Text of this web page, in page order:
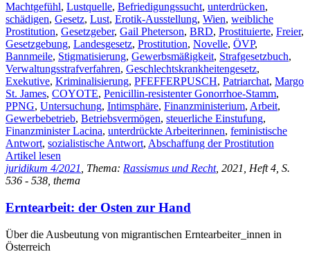
Machtgefühl, Lustquelle, Befriedigungssucht, unterdrücken,
schädigen, Gesetz, Lust, Erotik-Ausstellung, Wien, weibliche
Prostitution, Gesetzgeber, Gail Pheterson, BRD, Prostituierte, Freier,
Gesetzgebung, Landesgesetz, Prostitution, Novelle, ÖVP,
Bannmeile, Stigmatisierung, Gewerbsmäßigkeit, Strafgesetzbuch,
Verwaltungsstrafverfahren, Geschlechtskrankheitengesetz,
Exekutive, Kriminalisierung, PFEFFERPUSCH, Patriarchat, Margo
St. James, COYOTE, Penicillin-resistenter Gonorrhoe-Stamm,
PPNG, Untersuchung, Intimsphäre, Finanzministerium, Arbeit,
Gewerbebetrieb, Betriebsvermögen, steuerliche Einstufung,
Finanzminister Lacina, unterdrückte Arbeiterinnen, feministische
Antwort, sozialistische Antwort, Abschaffung der Prostitution
Artikel lesen
juridikum 4/2021
, Thema: Rassismus und Recht, 2021, Heft 4, S.
536 - 538, thema
Erntearbeit: der Osten zur Hand
Über die Ausbeutung von migrantischen Erntearbeiter_innen in
Österreich